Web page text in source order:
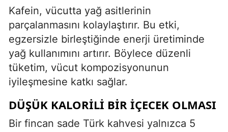
Kafein, vücutta yağ asitlerinin
parçalanmasını kolaylaştırır. Bu etki,
egzersizle birleştiğinde enerji üretiminde
yağ kullanımını artırır. Böylece düzenli
tüketim, vücut kompozisyonunun
iyileşmesine katkı sağlar.
DÜŞÜK KALORILI BIR İÇECEK OLMASI
Bir fincan sade Türk kahvesi yalnızca 5